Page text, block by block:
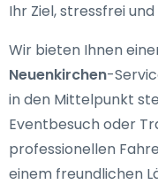
Ihr Ziel, stressfrei
Wir bieten Ihnen
Neuenkirchen-
in den Mittelpunkt
Eventbesuch oder
professionellen
einem freundlichen